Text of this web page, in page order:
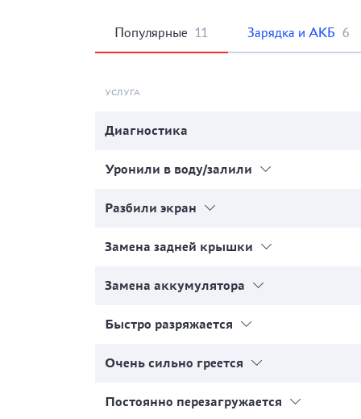
Популярные 11 Зарядка и АКБ 6
УСЛУГА
Диагностика
Уронили в воду/залили
Разбили экран
Замена задней крышки
Замена аккумулятора
Быстро разряжается
Очень сильно греется
Постоянно перезагружается